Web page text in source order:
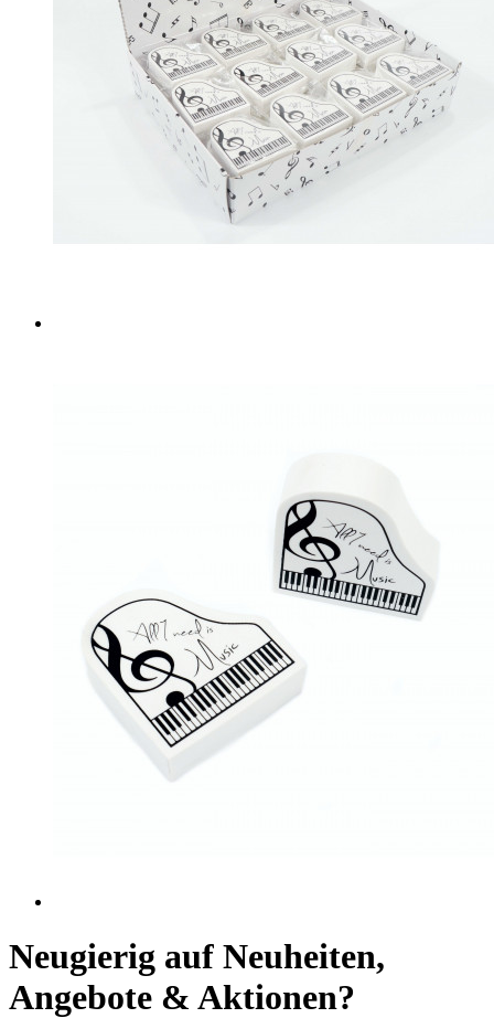
Neugierig auf Neuheiten,
Angebote & Aktionen?